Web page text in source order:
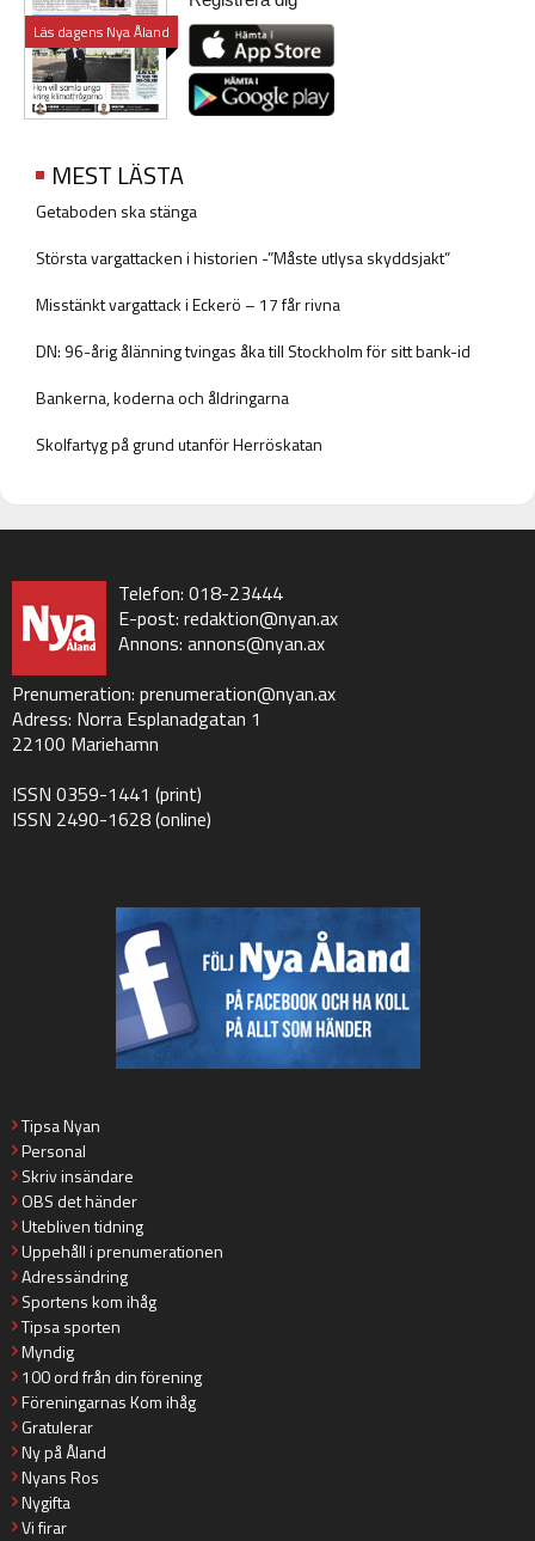
Läs dagens Nya Åland
MEST LÄSTA
Getaboden ska stänga
Största vargattacken i historien -”Måste utlysa skyddsjakt”
Misstänkt vargattack i Eckerö – 17 får rivna
DN: 96-årig ålänning tvingas åka till Stockholm för sitt bank-id
Bankerna, koderna och åldringarna
Skolfartyg på grund utanför Herröskatan
Telefon: 018-23444
E-post: redaktion@nyan.ax
Annons: annons@nyan.ax
Prenumeration: prenumeration@nyan.ax
Adress: Norra Esplanadgatan 1
22100 Mariehamn
ISSN 0359-1441 (print)
ISSN 2490-1628 (online)
Tipsa Nyan
Personal
Skriv insändare
OBS det händer
Utebliven tidning
Uppehåll i prenumerationen
Adressändring
Sportens kom ihåg
Tipsa sporten
Myndig
100 ord från din förening
Föreningarnas Kom ihåg
Gratulerar
Ny på Åland
Nyans Ros
Nygifta
Vi firar